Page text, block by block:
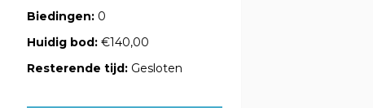
Biedingen: 0
Huidig bod:€140,00
Resterende tijd: Gesloten